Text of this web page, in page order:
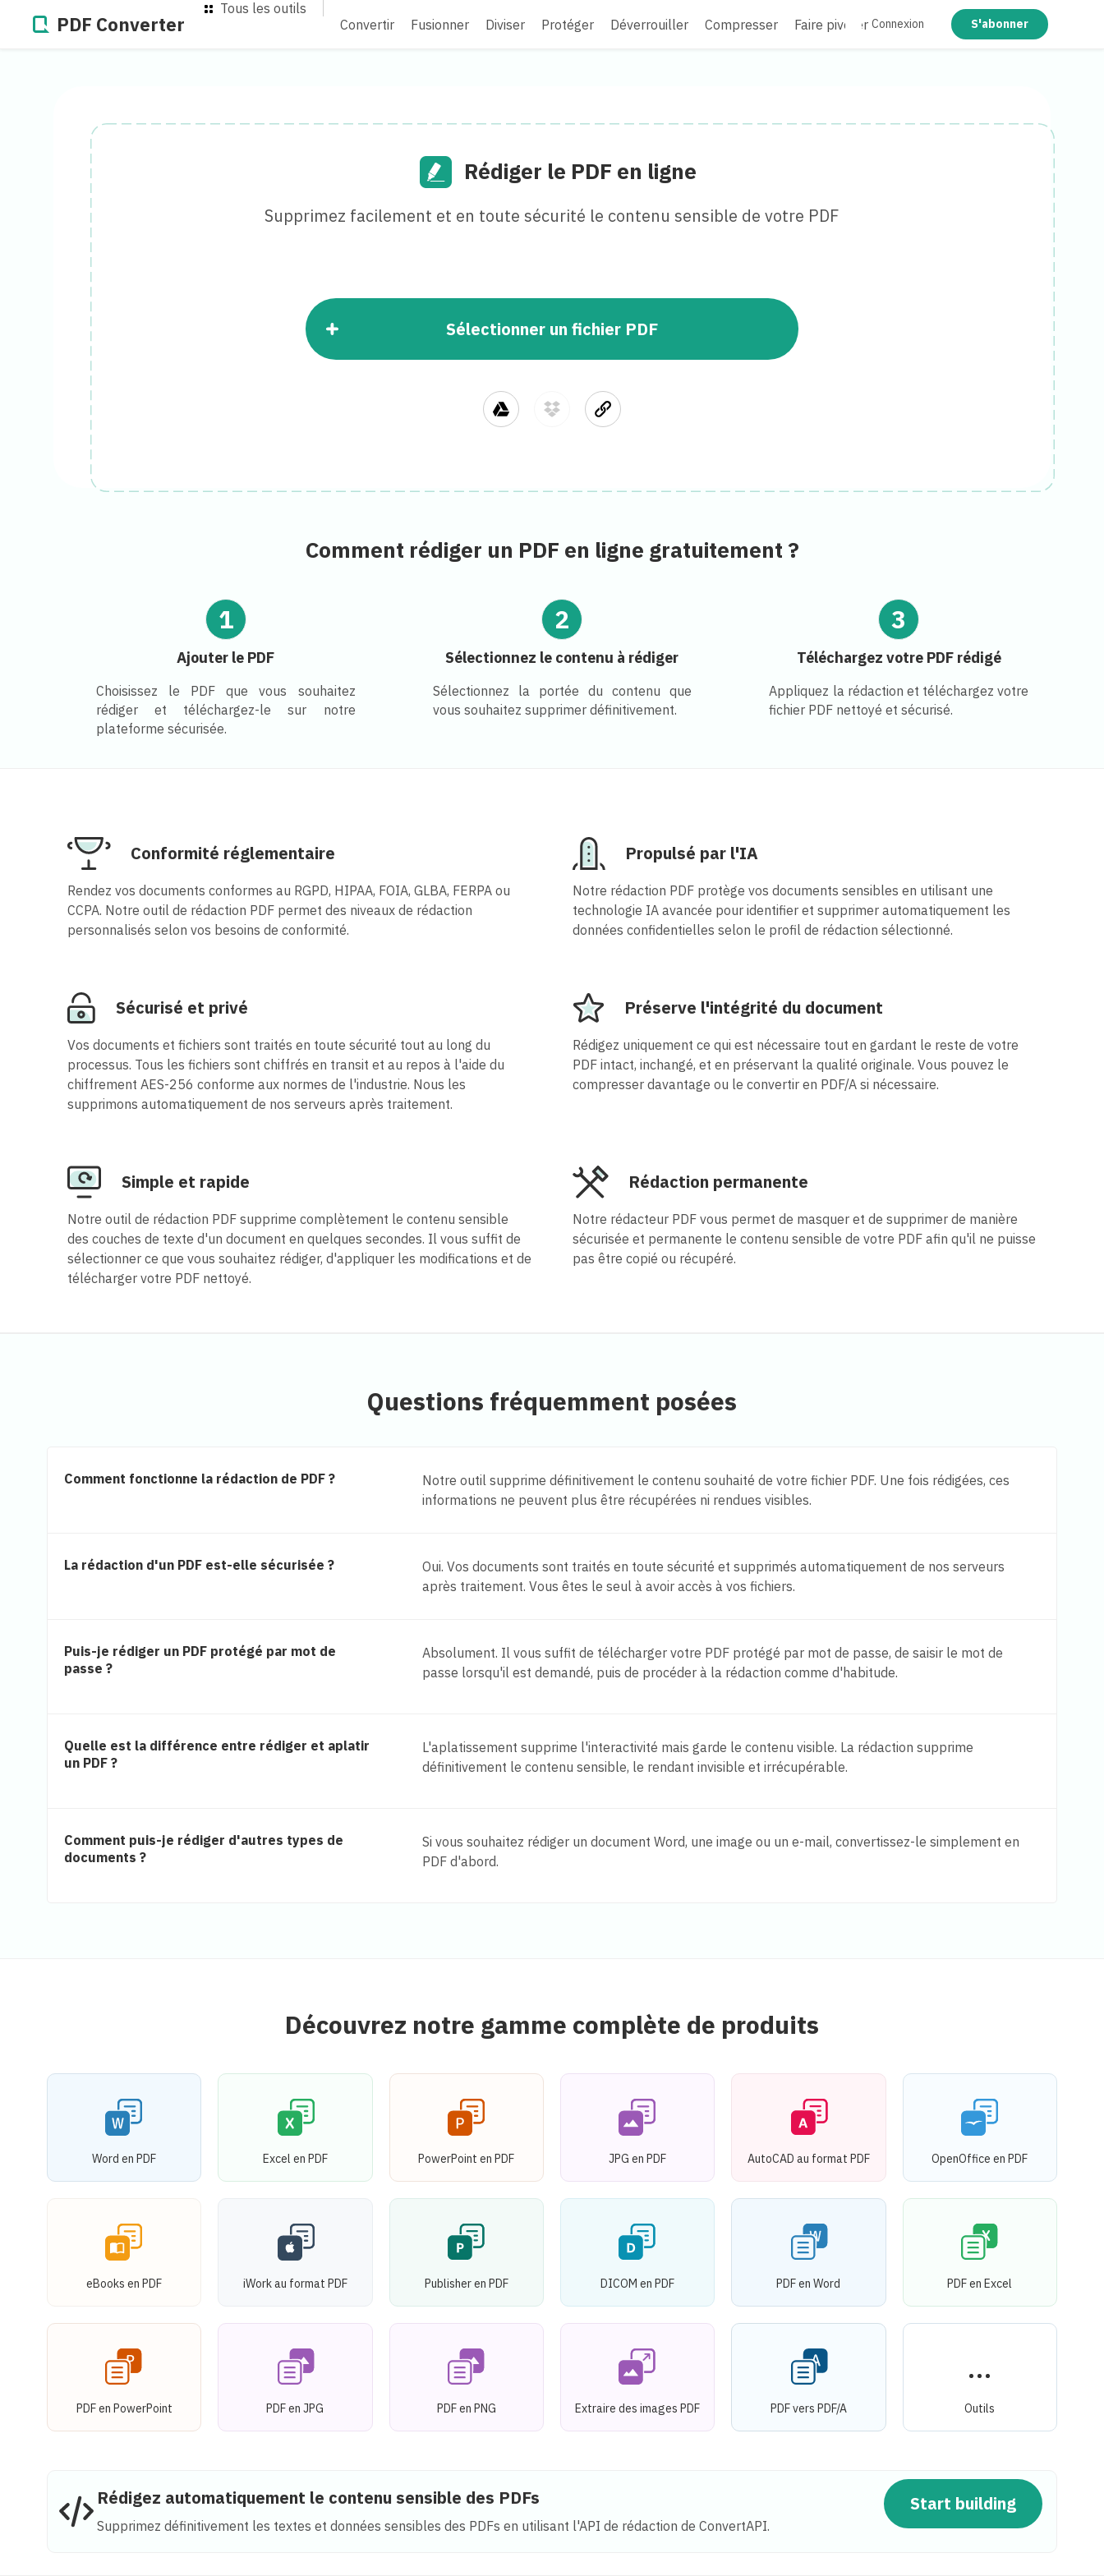
PDF Converter
Tous les outils
Convertir
Fusionner Diviser Protéger Déverrouiller Compresser Faire pivoter Rédiger Aplatir
Connexion S'abonner
Rédiger le PDF en ligne
Supprimez facilement et en toute sécurité le contenu sensible de votre PDF
Sélectionner un fichier PDF
Comment rédiger un PDF en ligne gratuitement ?
1
Ajouter le PDF
Choisissez le PDF que vous souhaitez
rédiger et téléchargez-le sur notre
plateforme sécurisée.
2
Sélectionnez le contenu à rédiger
Sélectionnez la portée du contenu que
vous souhaitez supprimer définitivement.
3
Téléchargez votre PDF rédigé
Appliquez la rédaction et téléchargez votre
fichier PDF nettoyé et sécurisé.
Conformité réglementaire
Rendez vos documents conformes au RGPD, HIPAA, FOIA, GLBA, FERPA ou
CCPA. Notre outil de rédaction PDF permet des niveaux de rédaction
personnalisés selon vos besoins de conformité.
Propulsé par l'IA
Notre rédaction PDF protège vos documents sensibles en utilisant une
technologie IA avancée pour identifier et supprimer automatiquement les
données confidentielles selon le profil de rédaction sélectionné.
Sécurisé et privé
Vos documents et fichiers sont traités en toute sécurité tout au long du
processus. Tous les fichiers sont chiffrés en transit et au repos à l'aide du
chiffrement AES-256 conforme aux normes de l'industrie. Nous les
supprimons automatiquement de nos serveurs après traitement.
Préserve l'intégrité du document
Rédigez uniquement ce qui est nécessaire tout en gardant le reste de votre
PDF intact, inchangé, et en préservant la qualité originale. Vous pouvez le
compresser davantage ou le convertir en PDF/A si nécessaire.
Simple et rapide
Notre outil de rédaction PDF supprime complètement le contenu sensible
des couches de texte d'un document en quelques secondes. Il vous suffit de
sélectionner ce que vous souhaitez rédiger, d'appliquer les modifications et de
télécharger votre PDF nettoyé.
Rédaction permanente
Notre rédacteur PDF vous permet de masquer et de supprimer de manière
sécurisée et permanente le contenu sensible de votre PDF afin qu'il ne puisse
pas être copié ou récupéré.
Questions fréquemment posées
Comment fonctionne la rédaction de PDF ?
Notre outil supprime définitivement le contenu souhaité de votre fichier PDF. Une fois rédigées, ces
informations ne peuvent plus être récupérées ni rendues visibles.
La rédaction d'un PDF est-elle sécurisée ?
Oui. Vos documents sont traités en toute sécurité et supprimés automatiquement de nos serveurs
après traitement. Vous êtes le seul à avoir accès à vos fichiers.
Puis-je rédiger un PDF protégé par mot de
passe ?
Absolument. Il vous suffit de télécharger votre PDF protégé par mot de passe, de saisir le mot de
passe lorsqu'il est demandé, puis de procéder à la rédaction comme d'habitude.
Quelle est la différence entre rédiger et aplatir
un PDF ?
L'aplatissement supprime l'interactivité mais garde le contenu visible. La rédaction supprime
définitivement le contenu sensible, le rendant invisible et irrécupérable.
Comment puis-je rédiger d'autres types de
documents ?
Si vous souhaitez rédiger un document Word, une image ou un e-mail, convertissez-le simplement en
PDF d'abord.
Découvrez notre gamme complète de produits
Word en PDF Excel en PDF PowerPoint en PDF JPG en PDF AutoCAD au format PDF OpenOffice en PDF
eBooks en PDF iWork au format PDF Publisher en PDF DICOM en PDF PDF en Word PDF en Excel
PDF en PowerPoint PDF en JPG PDF en PNG Extraire des images PDF PDF vers PDF/A Outils
Rédigez automatiquement le contenu sensible des PDFs
Supprimez définitivement les textes et données sensibles des PDFs en utilisant l'API de rédaction de ConvertAPI.
Start building